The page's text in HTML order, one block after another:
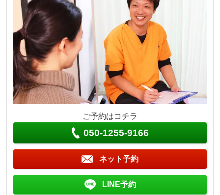
ご予約はコチラ
050-1255-9166
ネット予約
LINE予約